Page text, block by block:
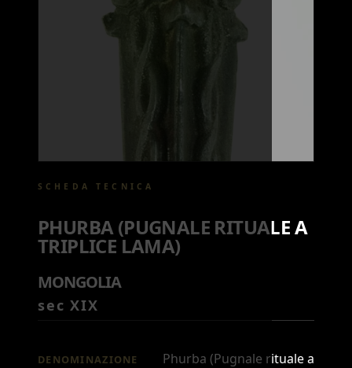
SCHEDA TECNICA
PHURBA (PUGNALE RITUALE A
TRIPLICE LAMA)
MONGOLIA
sec XIX
DENOMINAZIONE
Phurba (Pugnale rituale a